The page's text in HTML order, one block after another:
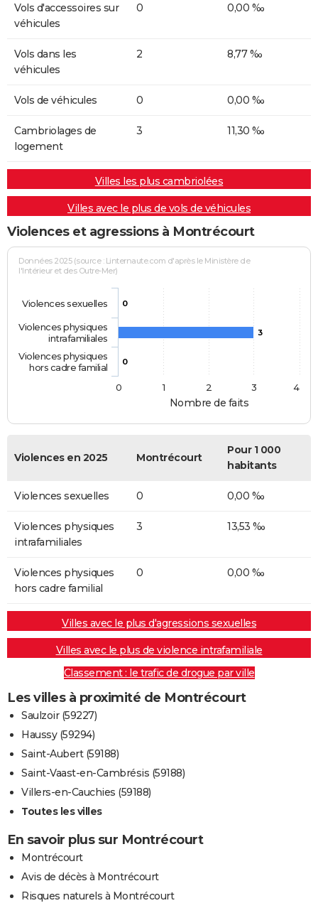
Vols d'accessoires sur
véhicules
0 0,00 ‰
Vols dans les
véhicules
2 8,77 ‰
Vols de véhicules 0 0,00 ‰
Cambriolages de
logement
3 11,30 ‰
Villes les plus cambriolées
Villes avec le plus de vols de véhicules
Violences et agressions à Montrécourt
Nombre de faits
Données 2025 (source : Linternaute.com d'après le Ministère de
l'Intérieur et des Outre-Mer)
0
3
0
Violences sexuelles
Violences physiques
intrafamiliales
Violences physiques
hors cadre familial
0
1 2 3 4
Violences en 2025 Montrécourt
Pour 1 000
habitants
Violences sexuelles 0 0,00 ‰
Violences physiques
intrafamiliales
3 13,53 ‰
Violences physiques
hors cadre familial
0 0,00 ‰
Villes avec le plus d'agressions sexuelles
Villes avec le plus de violence intrafamiliale
Classement : le trafic de drogue par ville
Les villes à proximité de Montrécourt
Saulzoir (59227)
Haussy (59294)
Saint-Aubert (59188)
Saint-Vaast-en-Cambrésis (59188)
Villers-en-Cauchies (59188)
Toutes les villes
En savoir plus sur Montrécourt
Montrécourt
Avis de décès à Montrécourt
Risques naturels à Montrécourt